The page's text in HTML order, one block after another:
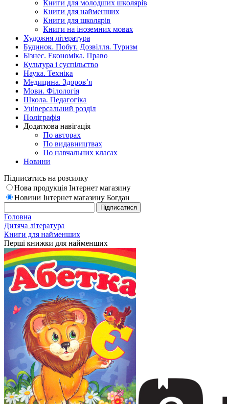
Книги для молодших школярів
Книги для найменших
Книги для школярів
Книги на іноземних мовах
Художня література
Будинок. Побут. Дозвілля. Туризм
Бізнес. Економіка. Право
Культура і суспільство
Наука. Техніка
Медицина. Здоров’я
Мови. Філологія
Школа. Педагогіка
Універсальний розділ
Поліграфія
Додаткова навігація
По авторах
По видавництвах
По навчальних класах
Новини
Підписатись на розсилку
Нова продукція Інтернет магазину
Новини Інтернет магазину Богдан
Головна
Дитяча література
Книги для найменших
Перші книжки для найменших